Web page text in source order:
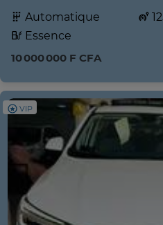
Automatique
Essence
10 000 000 F CFA
VIP